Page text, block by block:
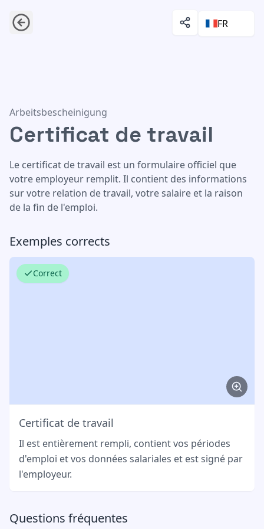
FR
Certificat de travail
Arbeitsbescheinigung
Certificat de travail
Le certificat de travail est un formulaire officiel que
votre employeur remplit. Il contient des informations
sur votre relation de travail, votre salaire et la raison
de la fin de l'emploi.
Exemples corrects
Correct
Certificat de travail
Il est entièrement rempli, contient vos périodes
d'emploi et vos données salariales et est signé par
l'employeur.
Questions fréquentes